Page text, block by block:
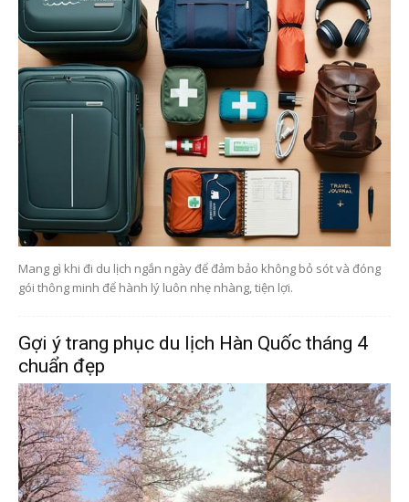
Mang gì khi đi du lịch ngắn ngày để đảm bảo không bỏ sót và đóng
gói thông minh để hành lý luôn nhẹ nhàng, tiện lợi.
Gợi ý trang phục du lịch Hàn Quốc tháng 4
chuẩn đẹp